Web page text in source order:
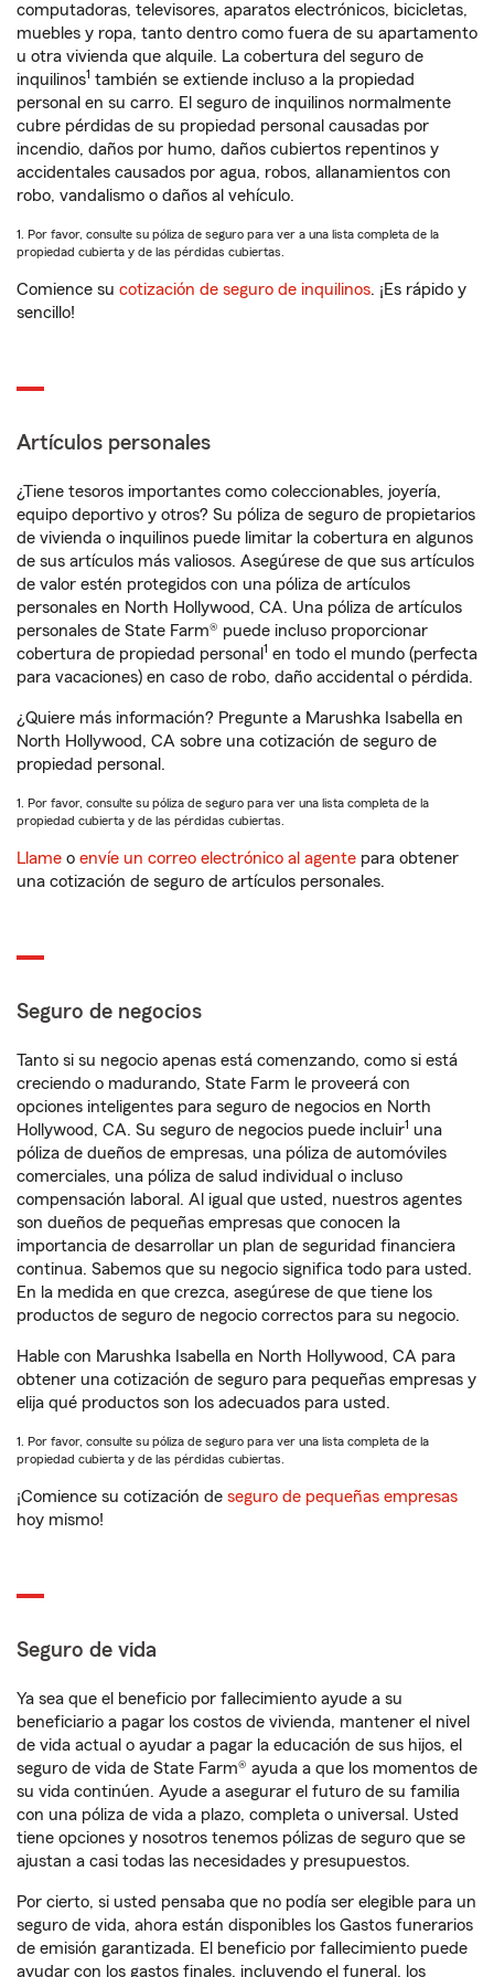
computadoras, televisores, aparatos electrónicos, bicicletas,
muebles y ropa, tanto dentro como fuera de su apartamento
u otra vivienda que alquile. La cobertura del seguro de
inquilinos1 también se extiende incluso a la propiedad
personal en su carro. El seguro de inquilinos normalmente
cubre pérdidas de su propiedad personal causadas por
incendio, daños por humo, daños cubiertos repentinos y
accidentales causados por agua, robos, allanamientos con
robo, vandalismo o daños al vehículo.
1. Por favor, consulte su póliza de seguro para ver a una lista completa de la
propiedad cubierta y de las pérdidas cubiertas.
Comience su cotización de seguro de inquilinos. ¡Es rápido y
sencillo!
Artículos personales
¿Tiene tesoros importantes como coleccionables, joyería,
equipo deportivo y otros? Su póliza de seguro de propietarios
de vivienda o inquilinos puede limitar la cobertura en algunos
de sus artículos más valiosos. Asegúrese de que sus artículos
de valor estén protegidos con una póliza de artículos
personales en North Hollywood, CA. Una póliza de artículos
personales de State Farm® puede incluso proporcionar
cobertura de propiedad personal 1 en todo el mundo (perfecta
para vacaciones) en caso de robo, daño accidental o pérdida.
¿Quiere más información? Pregunte a Marushka Isabella en
North Hollywood, CA sobre una cotización de seguro de
propiedad personal.
1. Por favor, consulte su póliza de seguro para ver una lista completa de la
propiedad cubierta y de las pérdidas cubiertas.
Llame o envíe un correo electrónico al agente para obtener
una cotización de seguro de artículos personales.
Seguro de negocios
Tanto si su negocio apenas está comenzando, como si está
creciendo o madurando, State Farm le proveerá con
opciones inteligentes para seguro de negocios en North
Hollywood, CA. Su seguro de negocios puede incluir1 una
póliza de dueños de empresas, una póliza de automóviles
comerciales, una póliza de salud individual o incluso
compensación laboral. Al igual que usted, nuestros agentes
son dueños de pequeñas empresas que conocen la
importancia de desarrollar un plan de seguridad financiera
continua. Sabemos que su negocio significa todo para usted.
En la medida en que crezca, asegúrese de que tiene los
productos de seguro de negocio correctos para su negocio.
Hable con Marushka Isabella en North Hollywood, CA para
obtener una cotización de seguro para pequeñas empresas y
elija qué productos son los adecuados para usted.
1. Por favor, consulte su póliza de seguro para ver una lista completa de la
propiedad cubierta y de las pérdidas cubiertas.
¡Comience su cotización de seguro de pequeñas empresas
hoy mismo!
Seguro de vida
Ya sea que el beneficio por fallecimiento ayude a su
beneficiario a pagar los costos de vivienda, mantener el nivel
de vida actual o ayudar a pagar la educación de sus hijos, el
seguro de vida de State Farm® ayuda a que los momentos de
su vida continúen. Ayude a asegurar el futuro de su familia
con una póliza de vida a plazo, completa o universal. Usted
tiene opciones y nosotros tenemos pólizas de seguro que se
ajustan a casi todas las necesidades y presupuestos.
Por cierto, si usted pensaba que no podía ser elegible para un
seguro de vida, ahora están disponibles los Gastos funerarios
de emisión garantizada. El beneficio por fallecimiento puede
ayudar con los gastos finales, incluyendo el funeral, los